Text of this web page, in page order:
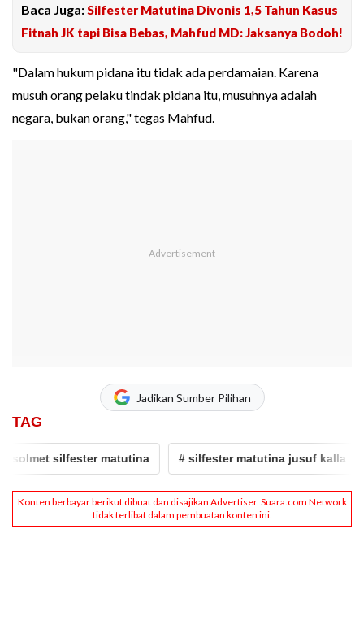
Baca Juga:Silfester Matutina Divonis 1,5 Tahun Kasus
Fitnah JK tapi Bisa Bebas, Mahfud MD: Jaksanya Bodoh!
"Dalam hukum pidana itu tidak ada perdamaian. Karena
musuh orang pelaku tindak pidana itu, musuhnya adalah
negara, bukan orang," tegas Mahfud.
Jadikan Sumber Pilihan
TAG
silfester matutina # silfester matutina jusuf kalla